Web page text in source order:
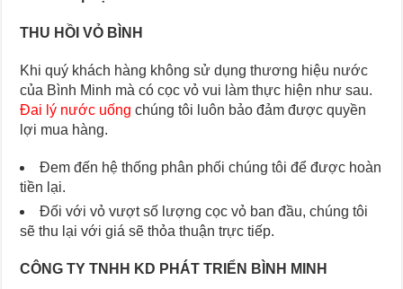
THU HỒI VỎ BÌNH
Khi quý khách hàng không sử dụng thương hiệu nước
của Bình Minh mà có cọc vỏ vui làm thực hiện như sau.
Đai lý nước uống chúng tôi luôn bảo đảm được quyền
lợi mua hàng.
Đem đến hệ thống phân phối chúng tôi để được hoàn
tiền lại.
Đối với vỏ vượt số lượng cọc vỏ ban đầu, chúng tôi
sẽ thu lại với giá sẽ thỏa thuận trực tiếp.
CÔNG TY TNHH KD PHÁT TRIỂN BÌNH MINH